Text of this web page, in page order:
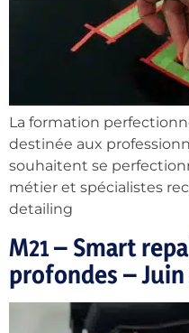
La formation
destinée aux
souhaitent se
métier et spécialistes
detailing
M21 – Smart
profondes – Juin